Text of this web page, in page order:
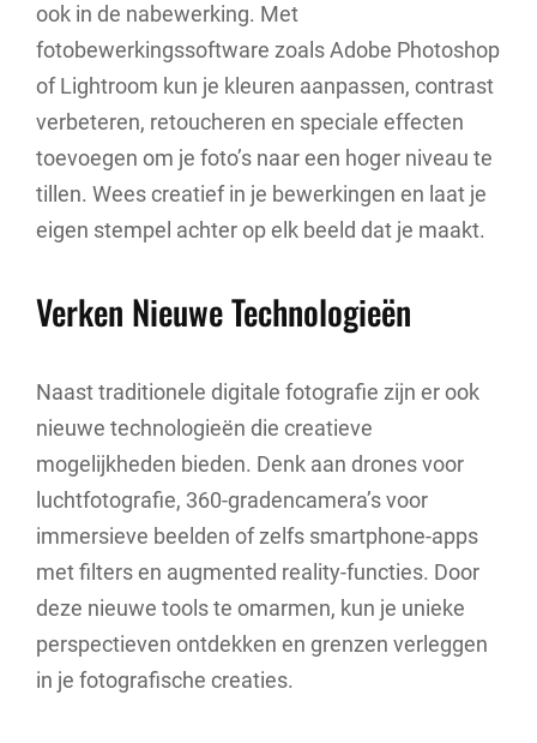
ook in de nabewerking. Met
fotobewerkingssoftware zoals Adobe Photoshop
of Lightroom kun je kleuren aanpassen, contrast
verbeteren, retoucheren en speciale effecten
toevoegen om je foto’s naar een hoger niveau te
tillen. Wees creatief in je bewerkingen en laat je
eigen stempel achter op elk beeld dat je maakt.
Verken Nieuwe Technologieën
Naast traditionele digitale fotografie zijn er ook
nieuwe technologieën die creatieve
mogelijkheden bieden. Denk aan drones voor
luchtfotografie, 360-gradencamera’s voor
immersieve beelden of zelfs smartphone-apps
met filters en augmented reality-functies. Door
deze nieuwe tools te omarmen, kun je unieke
perspectieven ontdekken en grenzen verleggen
in je fotografische creaties.